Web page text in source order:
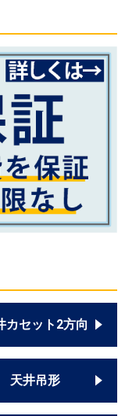
カセット2方向
天井吊形